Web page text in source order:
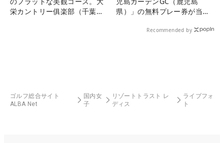
栄カントリー俱楽部（千葉
県）」の無料プレー券が当た
Recommended by
ゴルフ総合サイト
ALBA Net
国内女
子
リゾートトラスト レ
ディス
ライブフォ
ト